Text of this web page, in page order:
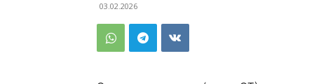
03.02.2026